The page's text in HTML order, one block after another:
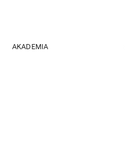
AKADEMIA